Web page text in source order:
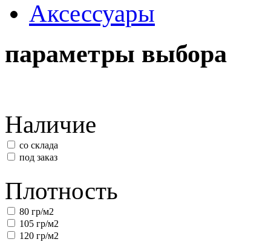
Аксессуары
параметры выбора
Наличие
со склада
под заказ
Плотность
80 гр/м2
105 гр/м2
120 гр/м2